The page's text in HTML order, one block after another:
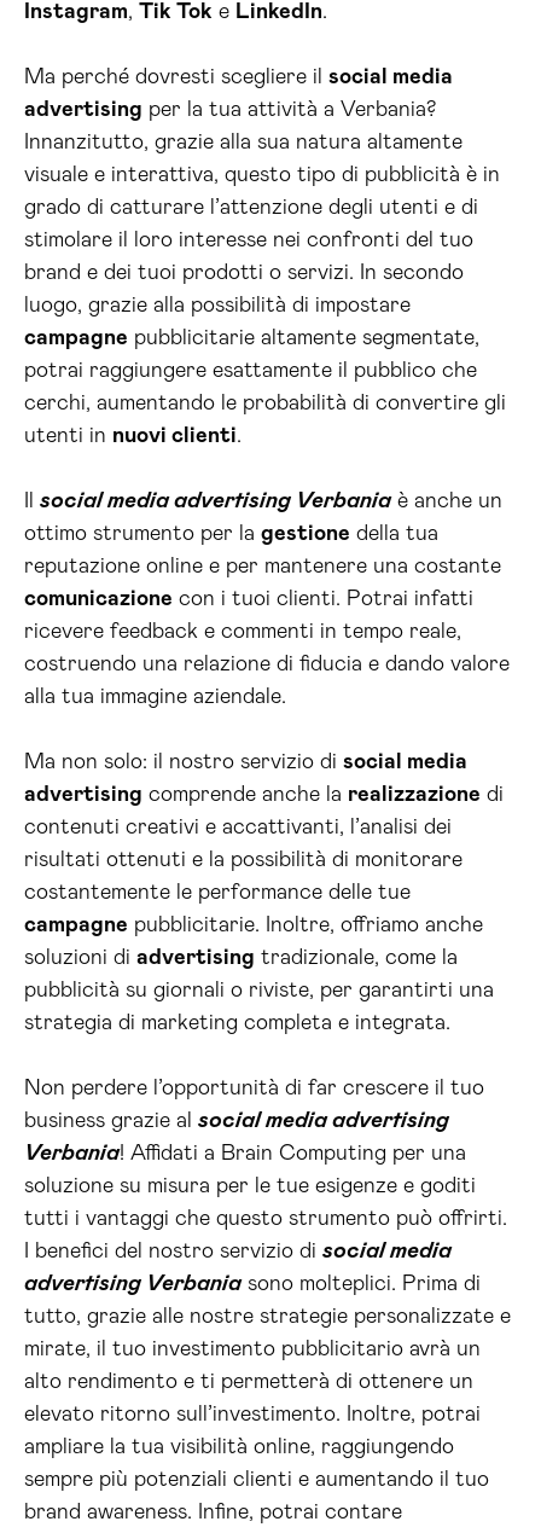
Instagram, Tik Tok e LinkedIn.
Ma perché dovresti scegliere il social media
advertising per la tua attività a Verbania?
Innanzitutto, grazie alla sua natura altamente
visuale e interattiva, questo tipo di pubblicità è in
grado di catturare l’attenzione degli utenti e di
stimolare il loro interesse nei confronti del tuo
brand e dei tuoi prodotti o servizi. In secondo
luogo, grazie alla possibilità di impostare
campagne pubblicitarie altamente segmentate,
potrai raggiungere esattamente il pubblico che
cerchi, aumentando le probabilità di convertire gli
utenti in nuovi clienti.
social media advertising Verbaniaè anche un
ottimo strumento per la gestione della tua
reputazione online e per mantenere una costante
comunicazione con i tuoi clienti. Potrai infatti
ricevere feedback e commenti in tempo reale,
costruendo una relazione di fiducia e dando valore
alla tua immagine aziendale.
Ma non solo: il nostro servizio di social media
advertising comprende anche la realizzazione di
contenuti creativi e accattivanti, l’analisi dei
risultati ottenuti e la possibilità di monitorare
costantemente le performance delle tue
campagne pubblicitarie. Inoltre, offriamo anche
soluzioni di advertising tradizionale, come la
pubblicità su giornali o riviste, per garantirti una
strategia di marketing completa e integrata.
Non perdere l’opportunità di far crescere il tuo
business grazie al social media advertising
Verbania! Affidati a Brain Computing per una
soluzione su misura per le tue esigenze e goditi
tutti i vantaggi che questo strumento può offrirti.
I benefici del nostro servizio di social media
advertising Verbaniasono molteplici. Prima di
tutto, grazie alle nostre strategie personalizzate e
mirate, il tuo investimento pubblicitario avrà un
alto rendimento e ti permetterà di ottenere un
elevato ritorno sull’investimento. Inoltre, potrai
ampliare la tua visibilità online, raggiungendo
sempre più potenziali clienti e aumentando il tuo
brand awareness. Infine, potrai contare